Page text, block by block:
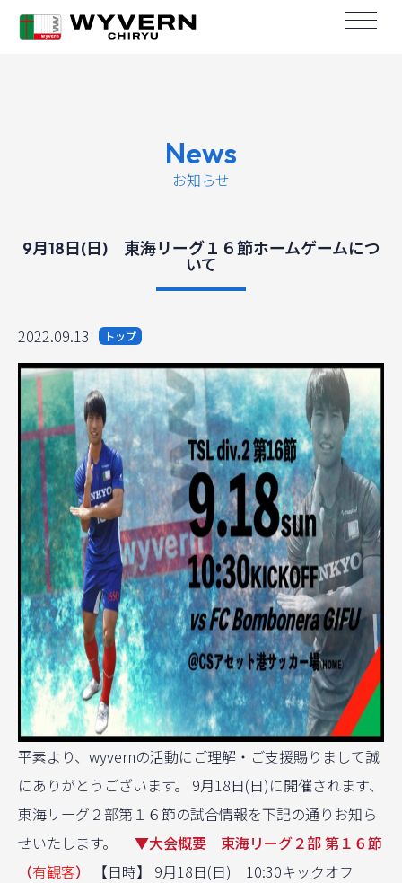
News
お知らせ
9月18日(日) 東海リーグ１６節ホームゲームにつ
いて
2022.09.13 トップ
平素より、wyvernの活動にご理解・ご支援賜りまして誠
にありがとうございます。 9月18日(日)に開催されます、
東海リーグ２部第１６節の試合情報を下記の通りお知ら
せいたします。 ▼大会概要 東海リーグ２部 第１６節
（有観客）
【日時】 9月18日(日) 10:30キックオフ